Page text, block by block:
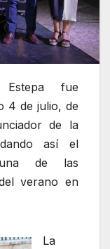
Estepa fue
4 de julio, de
de la
así el
de las
verano en
La